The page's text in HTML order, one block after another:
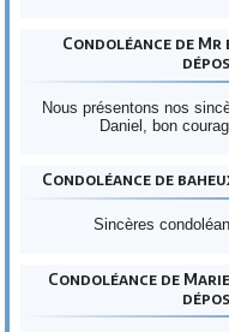
Condoléance de Mr
Nous présentons nos
Daniel, bon
Condoléance de
Sincères
Condoléance de